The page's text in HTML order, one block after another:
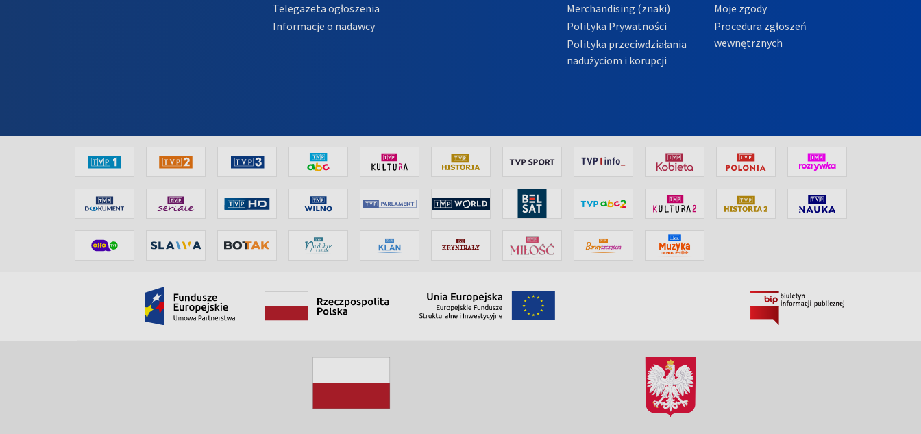
Telegazeta ogłoszenia
Informacje o nadawcy
Merchandising (znaki)
Polityka Prywatności
Polityka przeciwdziałania
nadużyciom i korupcji
Moje zgody
Procedura zgłoszeń
wewnętrznych